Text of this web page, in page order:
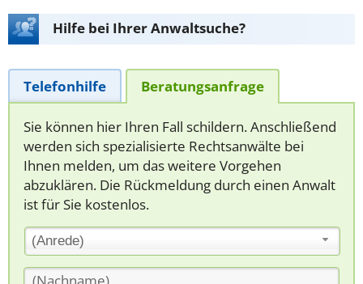
Hilfe bei Ihrer Anwaltsuche?
Telefonhilfe Beratungsanfrage
Sie können hier Ihren Fall schildern. Anschließend
werden sich spezialisierte Rechtsanwälte bei
Ihnen melden, um das weitere Vorgehen
abzuklären. Die Rückmeldung durch einen Anwalt
ist für Sie kostenlos.
(Anrede)